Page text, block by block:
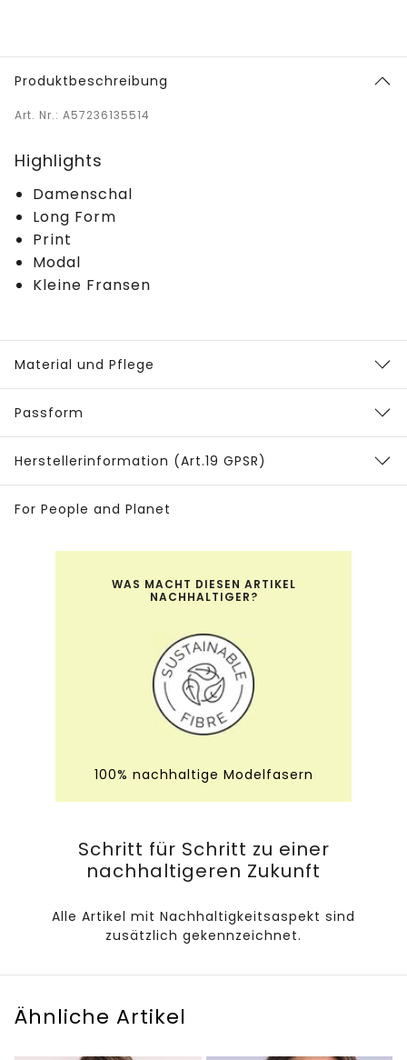
Produktbeschreibung
Art. Nr.: A57236135514
Highlights
Damenschal
Long Form
Print
Modal
Kleine Fransen
Material und Pflege
Passform
Herstellerinformation (Art.19 GPSR)
For People and Planet
WAS MACHT DIESEN ARTIKEL
NACHHALTIGER?
100% nachhaltige Modelfasern
Schritt für Schritt zu einer
nachhaltigeren Zukunft
Alle Artikel mit Nachhaltigkeitsaspekt sind
zusätzlich gekennzeichnet.
Ähnliche Artikel